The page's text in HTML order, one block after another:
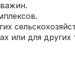
или для других